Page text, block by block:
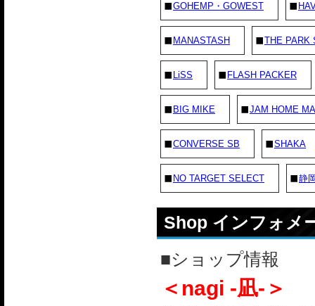
GOHEMP・GOWEST
MANASTASH THE PARK
LiSS FLASH PACKER
BIG MIKE JAM HOME
CONVERSE SB SHAKA
NO TARGET SELECT 静
Shop インフォメ
■ショップ情報
＜nagi -凪-＞